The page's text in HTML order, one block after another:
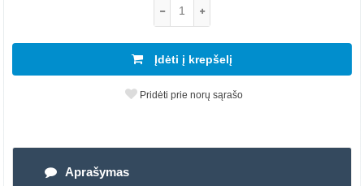
Įdėti į krepšelį
Pridėti prie norų sąrašo
Aprašymas